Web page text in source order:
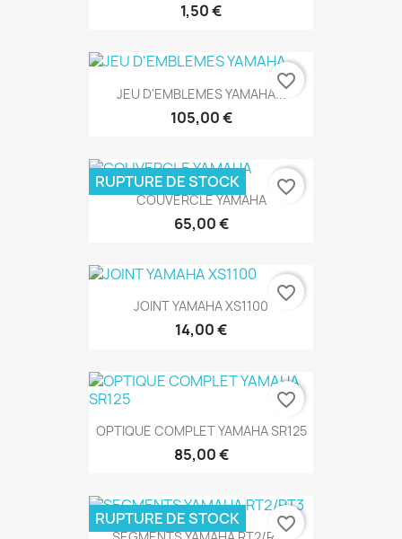
1,50 €
JEU D'EMBLEMES YAMAHA...
105,00 €
favorite_border
COUVERCLE YAMAHA
65,00 €
RUPTURE DE STOCK favorite_border
JOINT YAMAHA XS1100
14,00 €
favorite_border
OPTIQUE COMPLET YAMAHA SR125
85,00 €
favorite_border
RUPTURE DE STOCK favorite_border